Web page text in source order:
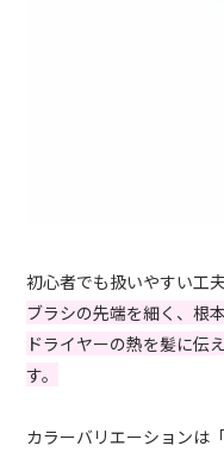
初心者でも扱いやすい工
ブラシの先端を細く、根
ドライヤーの熱を髪に伝
す。
カラーバリエーションは